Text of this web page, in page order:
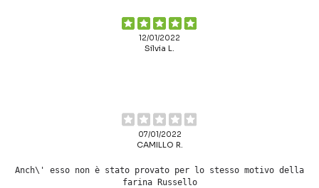
12/01/2022
Silvia L.
07/01/2022
CAMILLO R.
Anch\' esso non è stato provato per lo stesso motivo della
farina Russello